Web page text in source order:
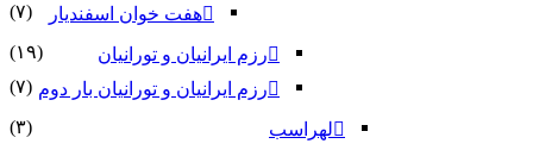
هفت خوان اسفندیار
(۷)
رزم ایرانیان و تورانیان
(۱۹)
رزم ایرانیان و تورانیان بار دوم (۷)
لهراسب
(۳)